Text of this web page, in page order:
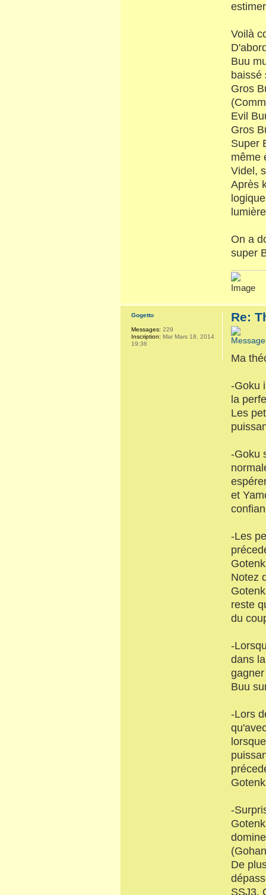
Voilà
Buu
baissé
Gros
Evil
Gros
Super
même
Videl,
Après
On a
super
Re:
Ma
-Goku
la
Les
-Goku
et
-Les
Notez
reste
du
-
dans
Buu
-Lors
-
De
SSJ3.
Gogetto
Messages: 229
Inscription: Mar Mars 18, 2014
19:36